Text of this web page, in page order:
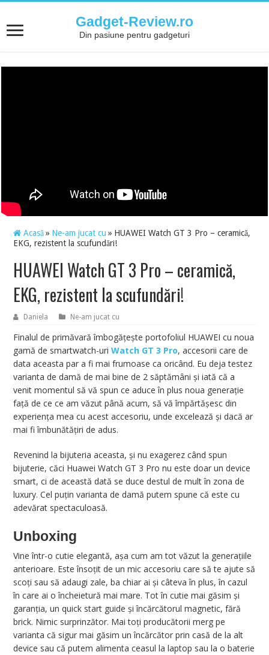
Gadget-Review.ro
Din pasiune pentru gadgeturi
Acasă » Ne-am jucat cu » HUAWEI Watch GT 3 Pro – ceramică,
EKG, rezistent la scufundări!
HUAWEI Watch GT 3 Pro – ceramică,
EKG, rezistent la scufundări!
Daniela Ne-am jucat cu
Finalul de primăvară îmbogățește portofoliul HUAWEI cu noua
gamă de smartwatch-uriWatch GT 3 Pro, accesorii care de
data aceasta par a fi mai frumoase ca oricând. Eu deja testez
varianta de damă de mai bine de 2 săptămâni și iată că a
venit momentul să vă spun ce aduce în plus noua generație
față de ce ce am văzut până acum, să vă împărtășesc din
experiența mea cu acest accesoriu, unde excelează și dacă ar
mai fi îmbunătățiri de adus.
Revenind la bijuteria aceasta, și nu exagerez când spun
bijuterie, căci Huawei Watch GT 3 Pro nu este doar un device
smart, ci de această dată se duce destul de mult în zona de
luxury. Cel puțin varianta de damă putem spune că este cu
adevărat spectaculoasă.
Unboxing
Vine într-o cutie elegantă, așa cum am tot văzut la generațiile
anterioare. Este însoțit de un mic accesoriu care să te ajute să
scoți sau să adaugi zale, ba chiar ai și câteva în plus, în cazul
în care ai o încheietură mai mare. Tot în cutie mai găsim și
garanția, un quick start guide și încărcătorul magnetic, fără
brick. Nimic surprinzător. Mai toți producătorii merg pe
varianta că sigur mai găsim un încărcător prin casă de la alt
device sau că putem alimenta ceasul la laptop sau la o baterie